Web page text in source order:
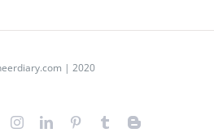
| 2020
InstagramLinkedInPinterestTumblrBlogger